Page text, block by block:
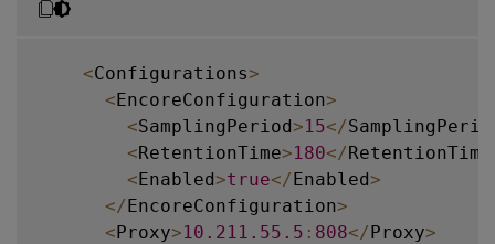
<Configurations>
<EncoreConfiguration>
<SamplingPeriod>15</
<RetentionTime>180</RetentionTime
<Enabled>true</Enabled>
</EncoreConfiguration>
<Proxy>10.211 .55 .5 : 808</Proxy>